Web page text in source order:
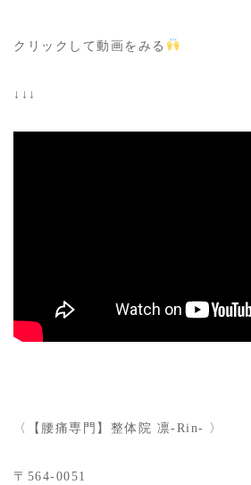
クリックして動画をみる
↓↓↓
〈【腰痛専門】整体院 凛-Rin- 〉
〒564-0051